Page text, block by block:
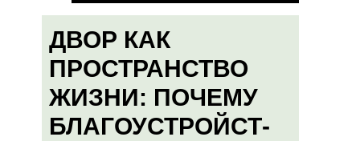
ДВОР КАК
ПРОСТРАНСТВО
ЖИЗНИ: ПОЧЕМУ
БЛАГОУСТРОЙСТ-